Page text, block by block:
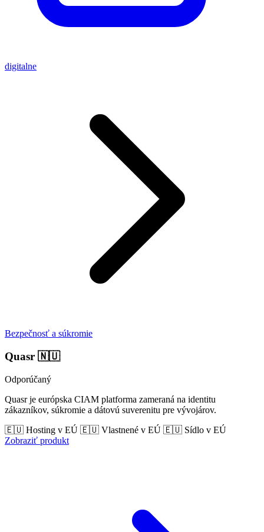
digitalne
Bezpečnosť a súkromie
Quasr 🇳🇺
Odporúčaný
Quasr je európska CIAM platforma zameraná na identitu
zákazníkov, súkromie a dátovú suverenitu pre vývojárov.
🇪🇺 Hosting v EÚ 🇪🇺 Vlastnené v EÚ 🇪🇺 Sídlo v EÚ
Zobraziť produkt